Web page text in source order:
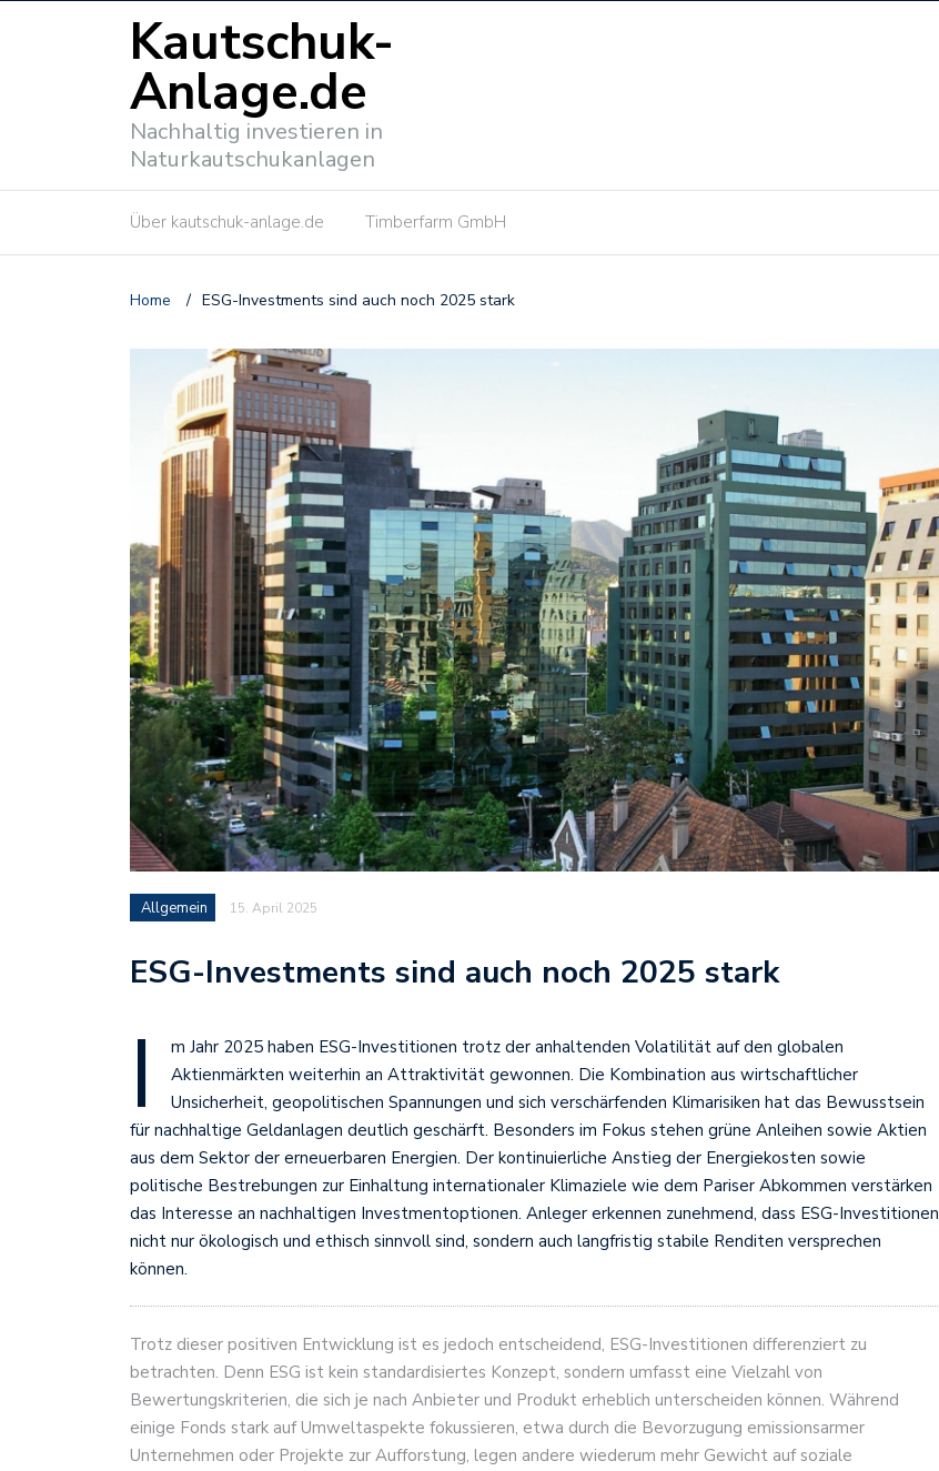
Kautschuk-
Anlage.de
Nachhaltig investieren in
Naturkautschukanlagen
Über kautschuk-anlage.de Timberfarm GmbH
Home / ESG-Investments sind auch noch 2025 stark
Allgemein 15. April 2025
ESG-Investments sind auch noch 2025 stark
I
m Jahr 2025 haben ESG-Investitionen trotz der anhaltenden Volatilität auf den globalen
Aktienmärkten weiterhin an Attraktivität gewonnen. Die Kombination aus wirtschaftlicher
Unsicherheit, geopolitischen Spannungen und sich verschärfenden Klimarisiken hat das Bewusstsein
für nachhaltige Geldanlagen deutlich geschärft. Besonders im Fokus stehen grüne Anleihen sowie Aktien
aus dem Sektor der erneuerbaren Energien. Der kontinuierliche Anstieg der Energiekosten sowie
politische Bestrebungen zur Einhaltung internationaler Klimaziele wie dem Pariser Abkommen verstärken
das Interesse an nachhaltigen Investmentoptionen. Anleger erkennen zunehmend, dass ESG-Investitionen
nicht nur ökologisch und ethisch sinnvoll sind, sondern auch langfristig stabile Renditen versprechen
können.
Trotz dieser positiven Entwicklung ist es jedoch entscheidend, ESG-Investitionen differenziert zu
betrachten. Denn ESG ist kein standardisiertes Konzept, sondern umfasst eine Vielzahl von
Bewertungskriterien, die sich je nach Anbieter und Produkt erheblich unterscheiden können. Während
einige Fonds stark auf Umweltaspekte fokussieren, etwa durch die Bevorzugung emissionsarmer
Unternehmen oder Projekte zur Aufforstung, legen andere wiederum mehr Gewicht auf soziale